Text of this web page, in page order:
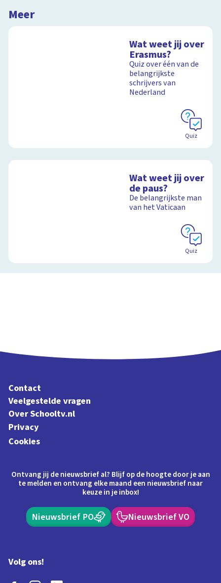
Meer
Wat weet jij over
Erasmus?
Quiz over één van de
belangrijkste
schrijvers van
Nederland
Quiz
Wat weet jij over
de paus?
De belangrijkste man
van het Vaticaan
Quiz
Contact
Veelgestelde vragen
Over Schooltv.nl
Privacy
Cookies
Ontvang jij de nieuwsbrief al? Blijf op de hoogte door je aan
te melden en ontvang elke maand een nieuwsbrief naar
keuze in je inbox!
Nieuwsbrief PO Nieuwsbrief VO
Volg ons!